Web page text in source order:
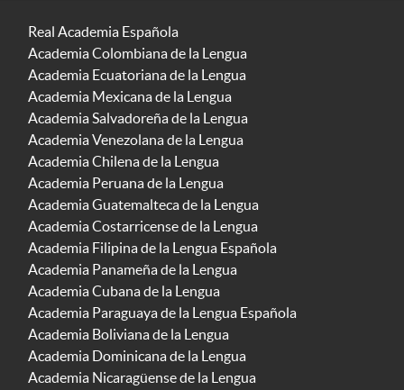
Real Academia Española
Academia Colombiana de la Lengua
Academia Ecuatoriana de la Lengua
Academia Mexicana de la Lengua
Academia Salvadoreña de la Lengua
Academia Venezolana de la Lengua
Academia Chilena de la Lengua
Academia Peruana de la Lengua
Academia Guatemalteca de la Lengua
Academia Costarricense de la Lengua
Academia Filipina de la Lengua Española
Academia Panameña de la Lengua
Academia Cubana de la Lengua
Academia Paraguaya de la Lengua Española
Academia Boliviana de la Lengua
Academia Dominicana de la Lengua
Academia Nicaragüense de la Lengua